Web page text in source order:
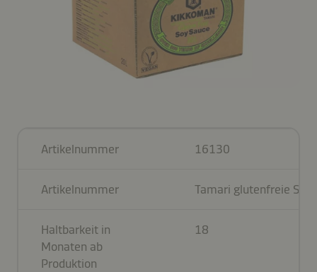
Artikelnummer 16130
Artikelnummer Tamari glutenfreie
Haltbarkeit in
Monaten ab
Produktion
18